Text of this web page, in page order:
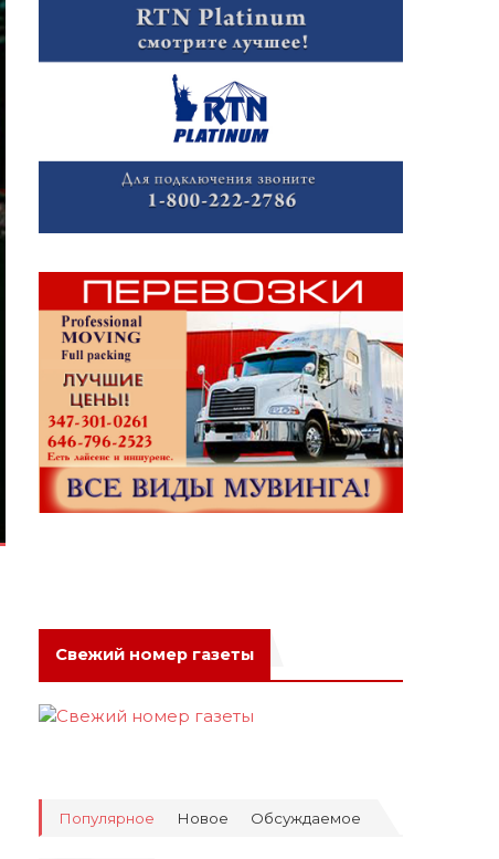
Свежий номер газеты
Популярное Новое Обсуждаемое